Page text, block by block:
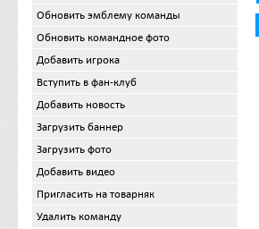
Обновить эмблему команды
Обновить командное фото
Добавить игрока
Вступить в фан-клуб
Добавить новость
Загрузить баннер
Загрузить фото
Добавить видео
Пригласить на товарняк
Удалить команду